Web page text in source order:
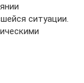
ситуации.